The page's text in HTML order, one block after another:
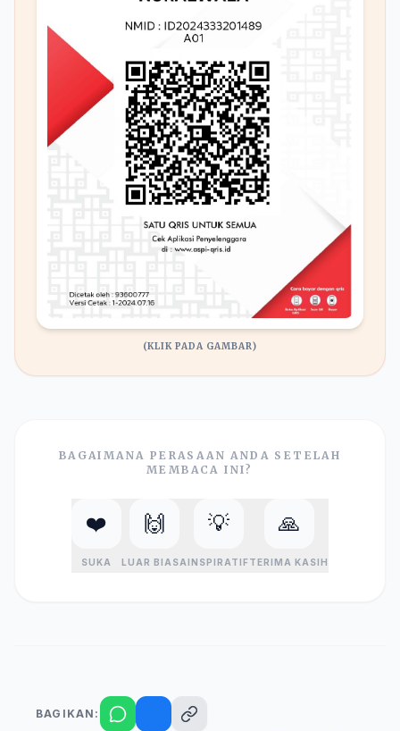
(KLIK PADA GAMBAR)
BAGAIMANA PERASAAN ANDA SETELAH
MEMBACA INI?
❤️
SUKA
🙌
LUAR BIASA
💡
INSPIRATIF
🙏
TERIMA KASIH
BAGIKAN: